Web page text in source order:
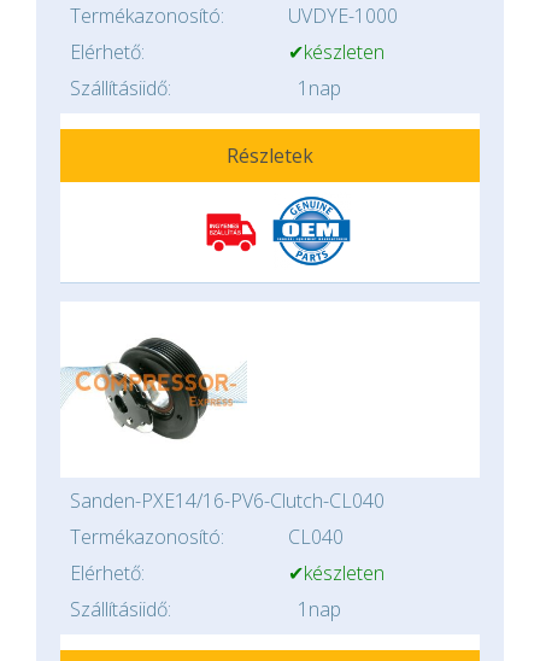
Termékazonosító:
UVDYE-1000
Elérhető:
✔készleten
Szállításiidő:
1nap
Részletek
Sanden-PXE14/16-PV6-Clutch-CL040
Termékazonosító:
CL040
Elérhető:
✔készleten
Szállításiidő:
1nap